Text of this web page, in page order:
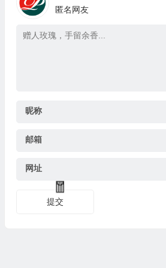
匿名网友
昵称
邮箱
网址
提交